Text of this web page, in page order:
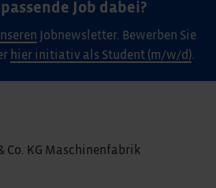
Job dabei?
Jobnewsletter. Bewerben Sie
hier initiativ als Student (m/w/d).